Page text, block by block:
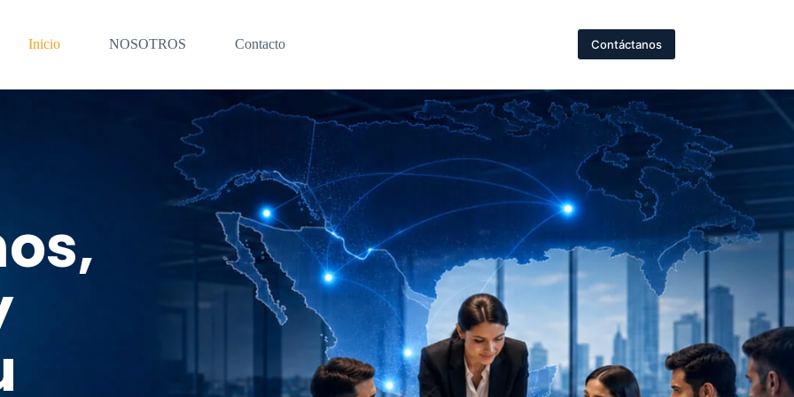
Inicio NOSOTROS Contacto Contáctanos